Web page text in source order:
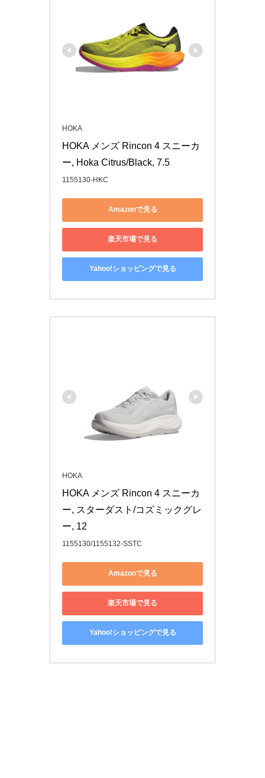
HOKA
HOKA メンズ Rincon 4 スニーカ
ー, Hoka Citrus/Black, 7.5
1155130-HKC
Amazonで見る
楽天市場で見る
Yahoo!ショッピングで見る
HOKA
HOKA メンズ Rincon 4 スニーカ
ー, スターダスト/コズミックグレ
ー, 12
1155130/1155132-SSTC
Amazonで見る
楽天市場で見る
Yahoo!ショッピングで見る